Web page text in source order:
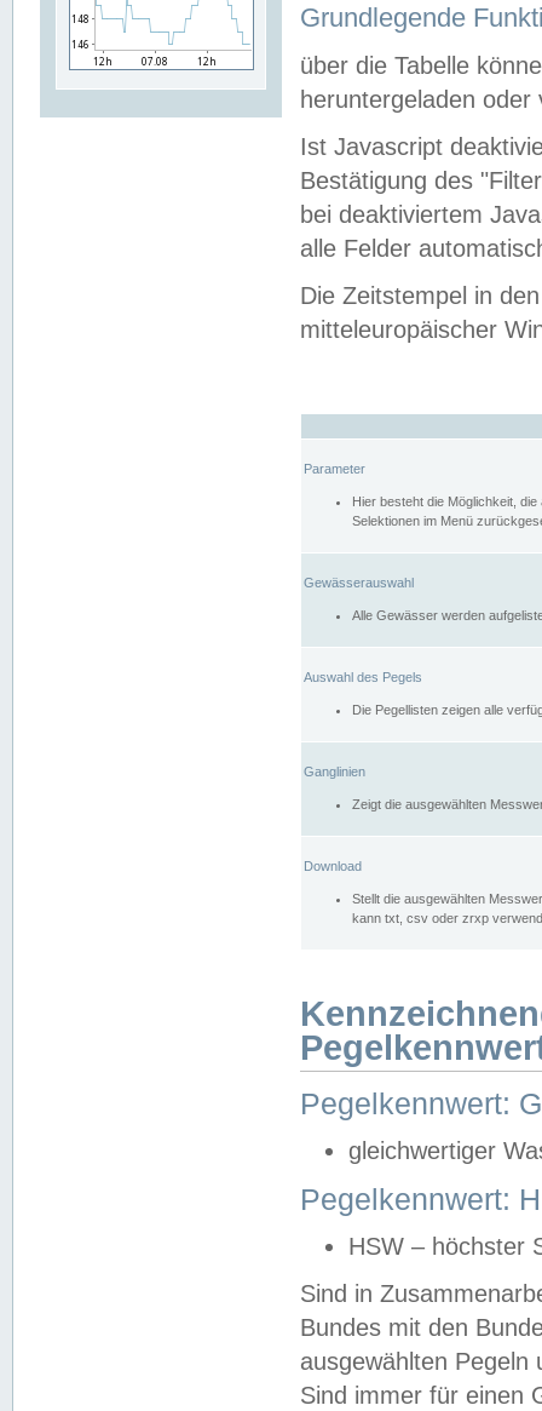
Grundlegende
über die Tabelle
heruntergeladen oder
Ist Javascript
Bestätigung des
bei deaktiviertem
alle Felder
Die Zeitstempel in
mitteleuropäischer
Parameter
Hier besteht die Möglichkeit,
Selektionen im Menü
Gewässerauswahl
Alle Gewässer werden
Auswahl des Pegels
Die Pegellisten zeigen alle
Ganglinien
Zeigt die ausgewählten
Download
Stellt die ausgewählten
kann txt, csv oder zrxp
Pegelkennwert:
gleichwertiger
Pegelkennwert:
HSW – höchster
Sind in
Bundes mit den
ausgewählten
Sind immer für einen